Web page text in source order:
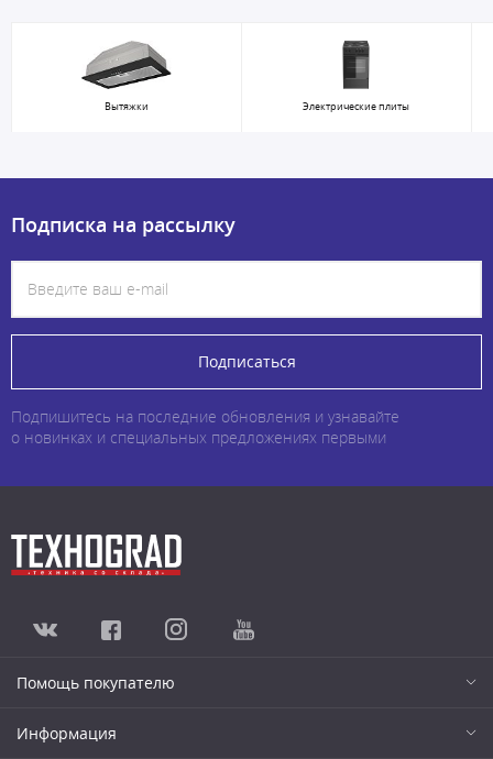
Вытяжки Электрические плиты
Подписка на рассылку
Подписаться
Подпишитесь на последние обновления и узнавайте
о новинках и специальных предложениях первыми
Помощь покупателю
Информация